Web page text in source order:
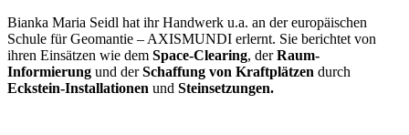
Bianka Maria Seidl hat ihr Handwerk u.a. an der europäischen
Schule für Geomantie – AXISMUNDI erlernt. Sie berichtet von
ihren Einsätzen wie dem Space-Clearing, derRaum-
Informierung und derSchaffung von Kraftplätzen durch
Eckstein-Installationen und Steinsetzungen.